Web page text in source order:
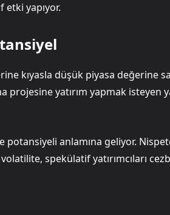
yapıyor.
kıyasla düşük piyasa değerine
yatırım yapmak isteyen
potansiyeli anlamına geliyor.
spekülatif yatırımcıları